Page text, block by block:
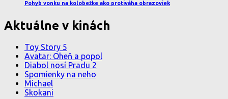
Pohyb vonku na kolobežke ako protiváha obrazoviek
Aktuálne v kinách
Toy Story 5
Avatar: Oheň a popol
Diabol nosí Pradu 2
Spomienky na neho
Michael
Skokani